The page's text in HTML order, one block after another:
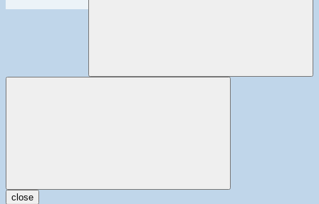
close